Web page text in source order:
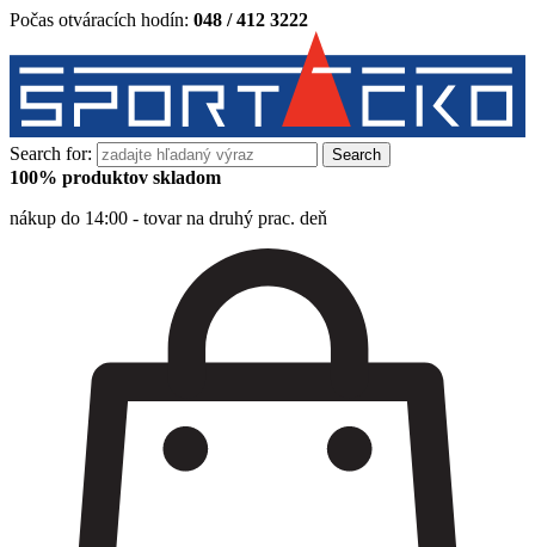
Počas otváracích hodín: 048 / 412 3222
Search for:
100% produktov skladom
nákup do 14:00 - tovar na druhý prac. deň